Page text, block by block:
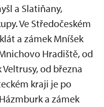
a Slatiňany,
Ve Středočeském
a zámek Mníšek
Hradiště, od
od března
kraji je po
a zámek